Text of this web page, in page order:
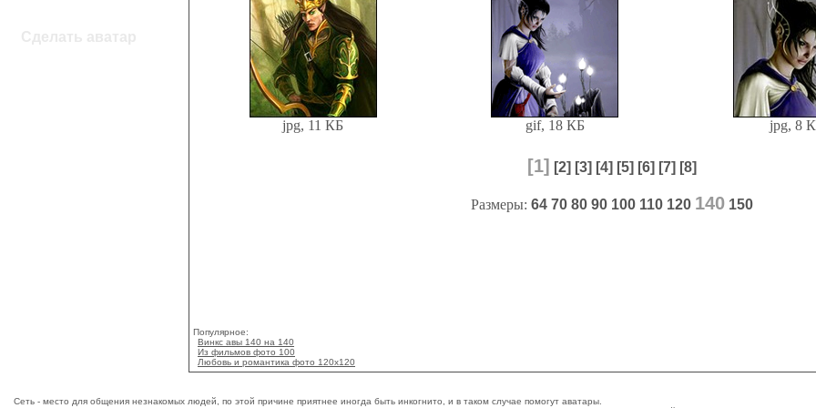
jpg, 11 КБ gif, 18 КБ jpg, 8
[1] [2] [3] [4] [5] [6] [7] [8]
Размеры: 64 70 80 90 100 110 120 140 150
Популярное:
Винкс авы 140 на 140
Из фильмов фото 100
Любовь и романтика фото 120x120
Сеть - место для общения незнакомых людей, по этой причине приятнее иногда быть инкогнито, и в таком случае помогут аватары.